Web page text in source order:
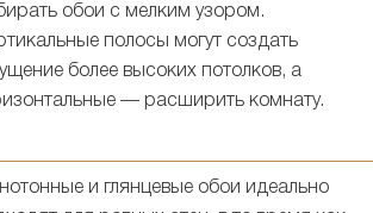
обои с мелким узором.
полосы могут создать
более высоких потолков, а
— расширить комнату.
и глянцевые обои идеально